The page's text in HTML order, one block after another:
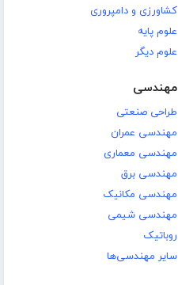
کشاورزی و دامپروری
علوم پایه
علوم دیگر
مهندسی
طراحی صنعتی
مهندسی عمران
مهندسی معماری
مهندسی برق
مهندسی مکانیک
مهندسی شیمی
روباتیک
سایر مهندسی‌ها